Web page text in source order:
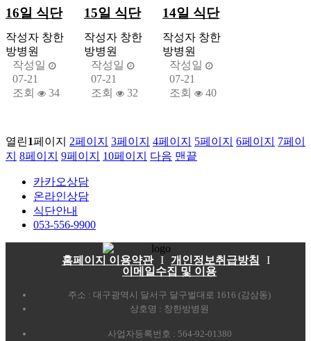
16일 식단
작성자 창한
방병원
작성일
07-21
조회
34
15일 식단
작성자 창한
방병원
작성일
07-21
조회
32
14일 식단
작성자 창한
방병원
작성일
07-21
조회
40
열린1페이지 2페이지 3페이지 4페이지 5페이지 6페이지 7페이
지 8페이지 9페이지 10페이지 다음 맨끝
카카오상담
온라인상담
식단안내
053-556-9900
홈페이지 이용약관 I 개인정보취급방침
I
이메일수집 및 이용
주소 : 대구광역시 달서구 달구벌대로 1616 (감삼동)
상호명 : 창한방병원
사업자등록번호 : 564-92-01380